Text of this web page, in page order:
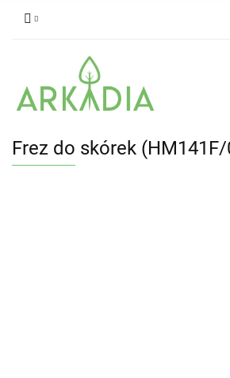
Frez do skórek